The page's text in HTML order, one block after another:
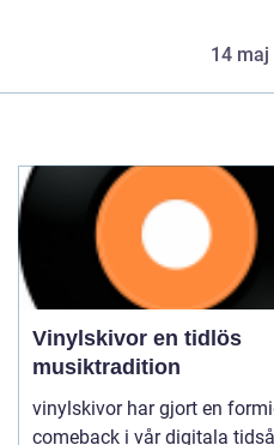
14 maj
Vinylskivor en tidlös
musiktradition
vinylskivor har gjort en
comeback i vår digitala